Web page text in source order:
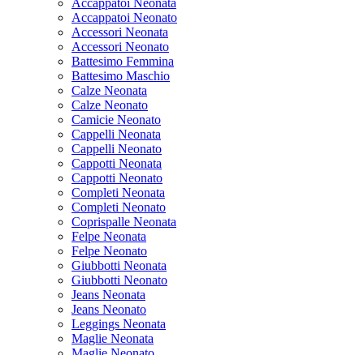
Accappatoi Neonata
Accappatoi Neonato
Accessori Neonata
Accessori Neonato
Battesimo Femmina
Battesimo Maschio
Calze Neonata
Calze Neonato
Camicie Neonato
Cappelli Neonata
Cappelli Neonato
Cappotti Neonata
Cappotti Neonato
Completi Neonata
Completi Neonato
Coprispalle Neonata
Felpe Neonata
Felpe Neonato
Giubbotti Neonata
Giubbotti Neonato
Jeans Neonata
Jeans Neonato
Leggings Neonata
Maglie Neonata